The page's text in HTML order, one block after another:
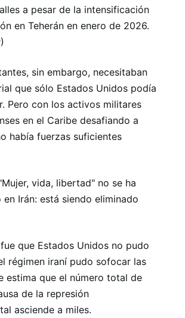
a pesar de la intensificación
en Teherán en enero de 2026.
sin embargo, necesitaban
que sólo Estados Unidos podía
Pero con los activos militares
en el Caribe desafiando a
había fuerzas suficientes
vida, libertad" no se ha
en Irán: está siendo eliminado
que Estados Unidos no pudo
régimen iraní pudo sofocar las
estima que el número total de
de la represión
asciende a miles.